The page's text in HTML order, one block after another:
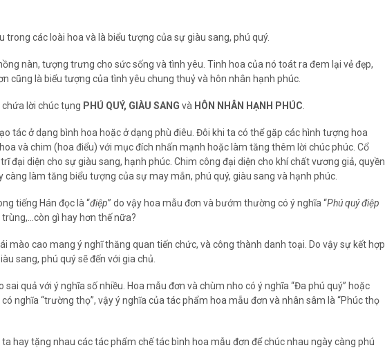
các loài hoa và là biểu tượng của sự giàu sang, phú quý.
nàn, tượng trưng cho sức sống và tình yêu. Tinh hoa của nó toát ra đem lại vẻ đẹp,
cũng là biểu tượng của tình yêu chung thuỷ và hôn nhân hạnh phúc.
lời chúc tụng PHÚ QUÝ, GIÀU SANG và HÔN NHÂN HẠNH PHÚC
ở dạng bình hoa hoặc ở dạng phù điêu. Đôi khi ta có thể gặp các hình tượng hoa
và chim (hoa điểu) với mục đích nhấn mạnh hoặc làm tăng thêm lời chúc phúc. Cổ
trĩ đại diện cho sự giàu sang, hạnh phúc. Chim công đại diện cho khí chất vương giả, quyền
làm tăng biểu tượng của sự may mắn, phú quý, giàu sang và hạnh phúc.
tiếng Hán đọc là “điệp” do vậy hoa mẫu đơn và bướm thường có ý nghĩa “Phú quý điệp
trùng,…còn gì hay hơn thế nữa?
mào cao mang ý nghĩ thăng quan tiến chức, và công thành danh toại. Do vậy sự kết hợp
sang, phú quý sẽ đến với gia chủ.
quả với ý nghĩa số nhiều. Hoa mẫu đơn và chùm nho có ý nghĩa “Đa phú quý” hoặc
nghĩa “trường thọ”, vậy ý nghĩa của tác phẩm hoa mẫu đơn và nhân sâm là “Phúc thọ
hay tặng nhau các tác phẩm chế tác bình hoa mẫu đơn để chúc nhau ngày càng phú